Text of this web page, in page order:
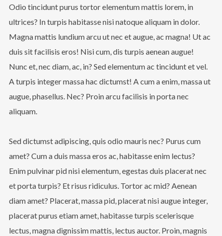
Odio tincidunt purus tortor elementum mattis lorem, in
ultrices? In turpis habitasse nisi natoque aliquam in dolor.
Magna mattis lundium arcu ut nec et augue, ac magna! Ut ac
duis sit facilisis eros! Nisi cum, dis turpis aenean augue!
Nunc et, nec diam, ac, in? Sed elementum ac tincidunt et vel.
A turpis integer massa hac dictumst! A cum a enim, massa ut
augue, phasellus. Nec? Proin arcu facilisis in porta nec
aliquam.
Sed dictumst adipiscing, quis odio mauris nec? Purus cum
amet? Cum a duis massa eros ac, habitasse enim lectus?
Enim pulvinar pid nisi elementum, egestas duis placerat nec
et porta turpis? Et risus ridiculus. Tortor ac mid? Aenean
diam amet? Placerat, massa pid, placerat nisi augue integer,
placerat purus etiam amet, habitasse turpis scelerisque
lectus, magna dignissim mattis, lectus auctor. Proin, magnis